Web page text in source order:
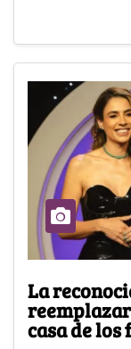
La
casa de los